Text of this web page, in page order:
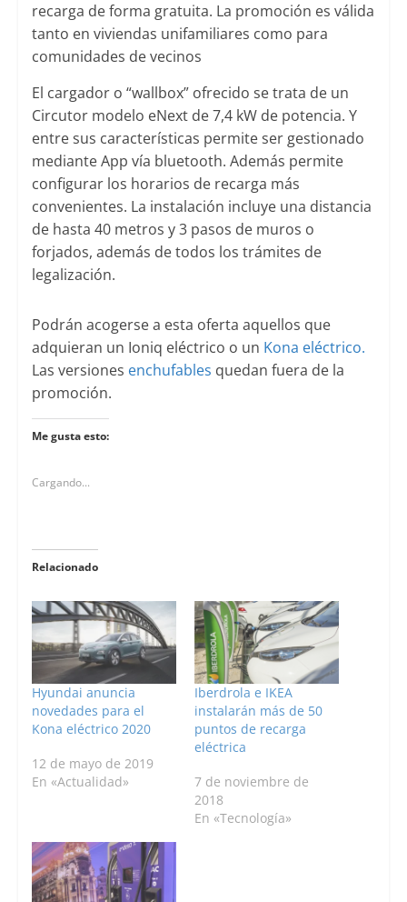
recarga de forma gratuita. La promoción es válida
tanto en viviendas unifamiliares como para
comunidades de vecinos
El cargador o “wallbox” ofrecido se trata de un
Circutor modelo eNext de 7,4 kW de potencia. Y
entre sus características permite ser gestionado
mediante App vía bluetooth. Además permite
configurar los horarios de recarga más
convenientes. La instalación incluye una distancia
de hasta 40 metros y 3 pasos de muros o
forjados, además de todos los trámites de
legalización.
Podrán acogerse a esta oferta aquellos que
adquieran un Ioniq eléctrico o un Kona eléctrico.
Las versiones enchufables quedan fuera de la
promoción.
Me gusta esto:
Cargando...
Relacionado
Hyundai anuncia
novedades para el
Kona eléctrico 2020
12 de mayo de 2019
En «Actualidad»
Iberdrola e IKEA
instalarán más de 50
puntos de recarga
eléctrica
7 de noviembre de
2018
En «Tecnología»